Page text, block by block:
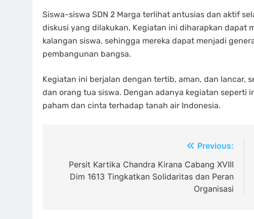
Siswa-siswa SDN 2 Marga terlihat antusias dan aktif
diskusi yang dilakukan. Kegiatan ini diharapkan dapat
kalangan siswa, sehingga mereka dapat menjadi
pembangunan bangsa.
Kegiatan ini berjalan dengan tertib, aman, dan lancar,
dan orang tua siswa. Dengan adanya kegiatan seperti
paham dan cinta terhadap tanah air Indonesia.
pos
Previous:
Persit Kartika Chandra Kirana Cabang XVIII
Dim 1613 Tingkatkan Solidaritas dan Peran
Organisasi